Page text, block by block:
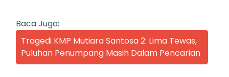
Baca Juga:
Tragedi KMP Mutiara Santosa 2: Lima Tewas,
Puluhan Penumpang Masih Dalam Pencarian